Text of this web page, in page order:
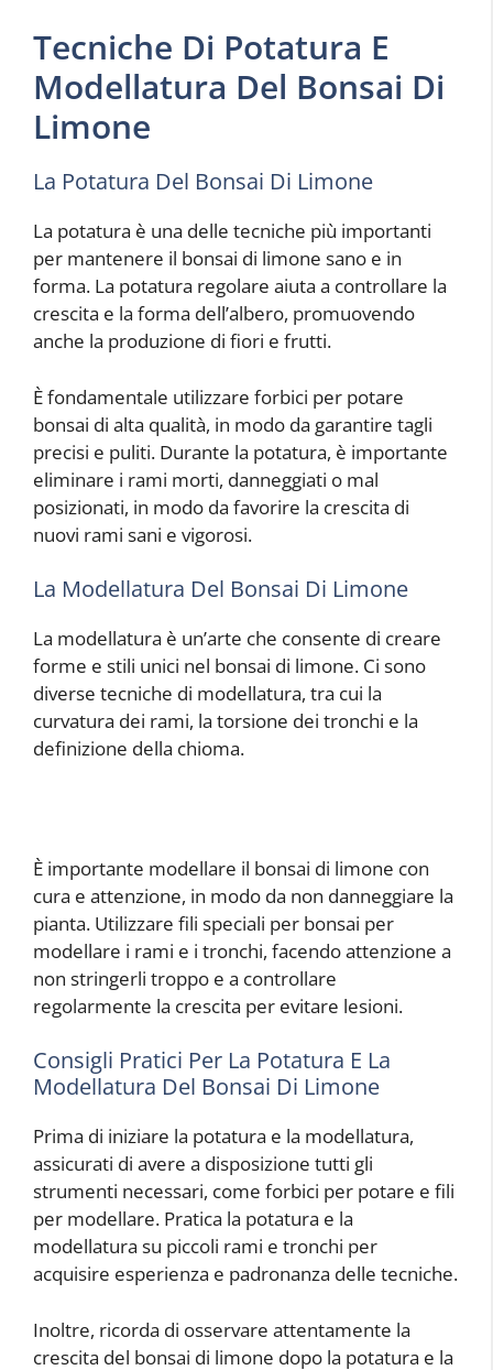
Tecniche Di Potatura E
Modellatura Del Bonsai Di
Limone
La Potatura Del Bonsai Di Limone
La potatura è una delle tecniche più importanti
per mantenere il bonsai di limone sano e in
forma. La potatura regolare aiuta a controllare la
crescita e la forma dell’albero, promuovendo
anche la produzione di fiori e frutti.
È fondamentale utilizzare forbici per potare
bonsai di alta qualità, in modo da garantire tagli
precisi e puliti. Durante la potatura, è importante
eliminare i rami morti, danneggiati o mal
posizionati, in modo da favorire la crescita di
nuovi rami sani e vigorosi.
La Modellatura Del Bonsai Di Limone
La modellatura è un’arte che consente di creare
forme e stili unici nel bonsai di limone. Ci sono
diverse tecniche di modellatura, tra cui la
curvatura dei rami, la torsione dei tronchi e la
definizione della chioma.
È importante modellare il bonsai di limone con
cura e attenzione, in modo da non danneggiare la
pianta. Utilizzare fili speciali per bonsai per
modellare i rami e i tronchi, facendo attenzione a
non stringerli troppo e a controllare
regolarmente la crescita per evitare lesioni.
Consigli Pratici Per La Potatura E La
Modellatura Del Bonsai Di Limone
Prima di iniziare la potatura e la modellatura,
assicurati di avere a disposizione tutti gli
strumenti necessari, come forbici per potare e fili
per modellare. Pratica la potatura e la
modellatura su piccoli rami e tronchi per
acquisire esperienza e padronanza delle tecniche.
Inoltre, ricorda di osservare attentamente la
crescita del bonsai di limone dopo la potatura e la